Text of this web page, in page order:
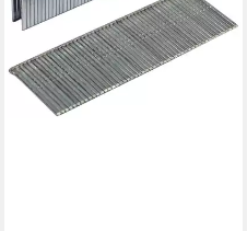
ab 58,94 €
lieferbar - in 2-3 Werktagen bei dir